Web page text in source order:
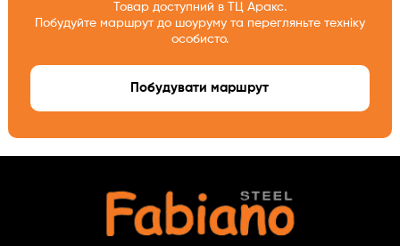
Товар доступний в ТЦ Аракс.
Побудуйте маршрут до шоуруму та перегляньте техніку
особисто.
Побудувати маршрут